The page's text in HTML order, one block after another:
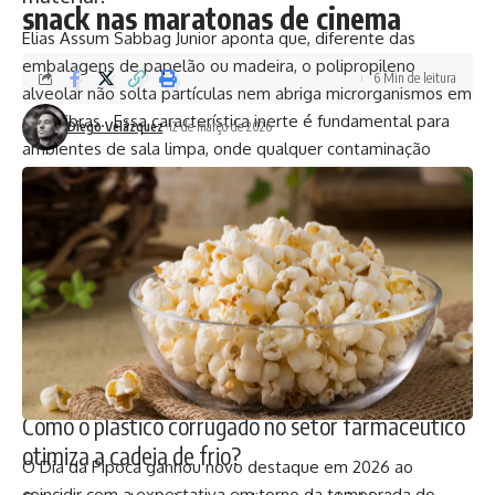
Elias Assum Sabbag Junior aponta que, diferente das
embalagens de papelão ou madeira, o polipropileno
alveolar não solta partículas nem abriga microrganismos em
suas fibras. Essa característica inerte é fundamental para
ambientes de sala limpa, onde qualquer contaminação
particulada pode comprometer lotes inteiros de
medicamentos.
Como o material é impermeável e resistente a processos
de esterilização química, as caixas podem ser higienizadas e
reutilizadas em ciclos fechados, garantindo um ambiente
logístico controlado e livre de patógenos. Além da higiene
superficial, a resistência à umidade impede que a
embalagem perca sua integridade estrutural em ambientes
de alta condensação.
Como o plástico corrugado no setor farmacêutico
otimiza a cadeia de frio?
snack nas maratonas de cinema
Diego Velázquez 12 de março de 2026
6 Min de leitura
ODiadaPipocaganhounovo destaque em 2026 ao